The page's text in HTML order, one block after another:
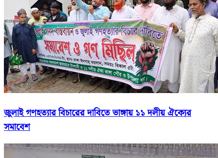
জুলাই গণহত্যার বিচারের দাবিতে ভাঙ্গায় ১১ দলীয় ঐক্যের
সমাবেশ